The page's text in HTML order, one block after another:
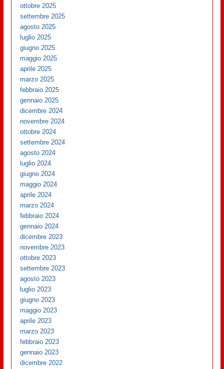
ottobre 2025
settembre 2025
agosto 2025
luglio 2025
giugno 2025
maggio 2025
aprile 2025
marzo 2025
febbraio 2025
gennaio 2025
dicembre 2024
novembre 2024
ottobre 2024
settembre 2024
agosto 2024
luglio 2024
giugno 2024
maggio 2024
aprile 2024
marzo 2024
febbraio 2024
gennaio 2024
dicembre 2023
novembre 2023
ottobre 2023
settembre 2023
agosto 2023
luglio 2023
giugno 2023
maggio 2023
aprile 2023
marzo 2023
febbraio 2023
gennaio 2023
dicembre 2022